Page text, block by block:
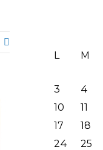
L
M
3
4
10
11
17
18
24
25